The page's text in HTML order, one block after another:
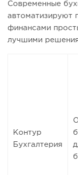
Современные
автоматизируют
финансами
лучшими
Контур
Бухгалтерия